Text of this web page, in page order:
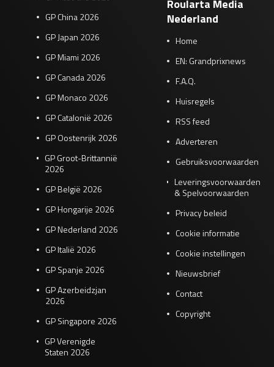
GP China 2026
GP Japan 2026
GP Miami 2026
GP Canada 2026
GP Monaco 2026
GP Catalonië 2026
GP Oostenrijk 2026
GP Groot-Brittannië
2026
GP België 2026
GP Hongarije 2026
GP Nederland 2026
GP Italië 2026
GP Spanje 2026
GP Azerbeidzjan
2026
GP Singapore 2026
GP Verenigde
Staten 2026
Roularta Media
Nederland
Home
EN: Grandprixnews
F.A.Q.
Huisregels
RSS feed
Adverteren
Gebruiksvoorwaarden
Leveringsvoorwaarden
& Spelvoorwaarden
Privacy beleid
Cookie informatie
Cookie instellingen
Nieuwsbrief
Contact
Copyright